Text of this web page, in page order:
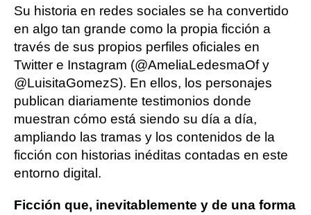
Su historia en redes sociales se ha convertido
en algo tan grande como la propia ficción a
través de sus propios perfiles oficiales en
Twitter e Instagram (@AmeliaLedesmaOf y
@LuisitaGomezS). En ellos, los personajes
publican diariamente testimonios donde
muestran cómo está siendo su día a día,
ampliando las tramas y los contenidos de la
ficción con historias inéditas contadas en este
entorno digital.
Ficción que, inevitablemente y de una forma